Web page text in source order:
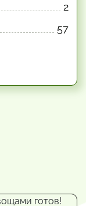
2
57